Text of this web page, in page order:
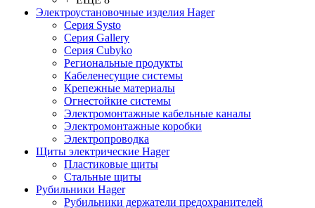
Электроустановочные изделия Hager
Серия Systo
Серия Gallery
Серия Cubyko
Региональные продукты
Кабеленесущие системы
Крепежные материалы
Огнестойкие системы
Электромонтажные кабельные каналы
Электромонтажные коробки
Электропроводка
Щиты электрические Hager
Пластиковые щиты
Стальные щиты
Рубильники Hager
Рубильники держатели предохранителей